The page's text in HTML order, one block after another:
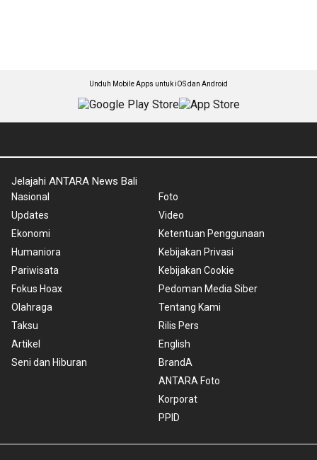
Unduh Mobile Apps untuk iOS dan Android
Jelajahi ANTARA News Bali
Nasional
Updates
Ekonomi
Humaniora
Pariwisata
Fokus Hoax
Olahraga
Taksu
Artikel
Seni dan Hiburan
Foto
Video
Ketentuan Penggunaan
Kebijakan Privasi
Kebijakan Cookie
Pedoman Media Siber
Tentang Kami
Rilis Pers
English
BrandA
ANTARA Foto
Korporat
PPID